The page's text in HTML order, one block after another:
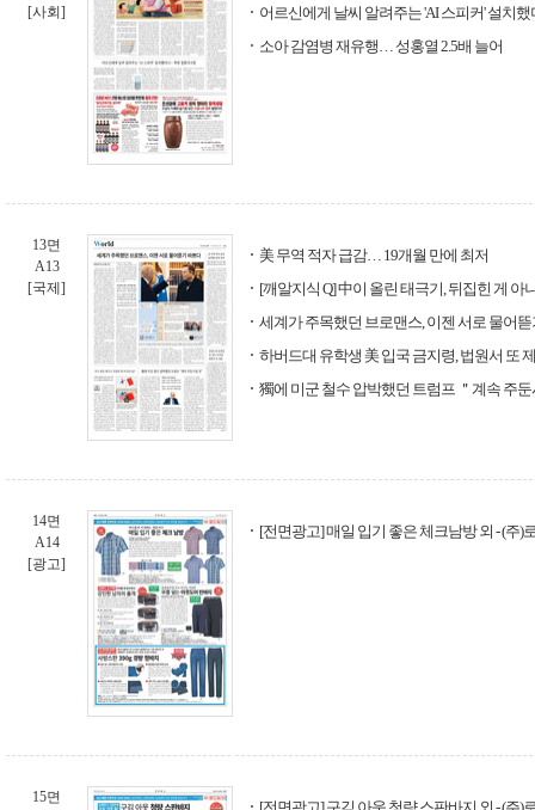
[사회]
어르신에게 날씨 알려주는 'AI 스피커' 설치
소아 감염병 재유행… 성홍열 2.5배 늘어
13면
A13
[국제]
美 무역 적자 급감… 19개월 만에 최저
[깨알지식 Q] 中이 올린 태극기, 뒤집힌 게 아
세계가 주목했던 브로맨스, 이젠 서로 물어
하버드대 유학생 美 입국 금지령, 법원서 또
獨에 미군 철수 압박했던 트럼프 ＂계속 주
14면
A14
[광고]
[전면광고] 매일 입기 좋은 체크남방 외 - (주)
15면